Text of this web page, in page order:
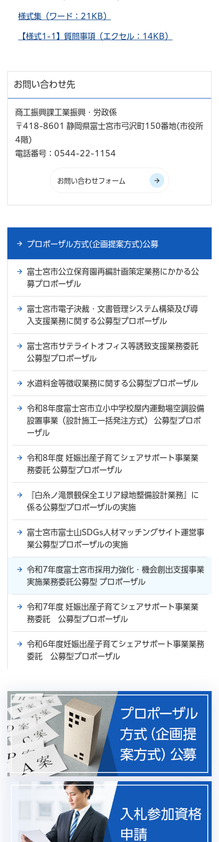
様式集（ワード：21KB）
【様式1-1】質問事項（エクセル：14KB）
お問い合わせ先
商工振興課工業振興・労政係
〒418-8601 静岡県富士宮市弓沢町150番地(市役所
4階)
電話番号：0544-22-1154
プロポーザル方式(企画提案方式)公募
富士宮市公立保育園再編計画策定業務にかかる公
募プロポーザル
富士宮市電子決裁・文書管理システム構築及び導
入支援業務に関する公募型プロポーザル
富士宮市サテライトオフィス等誘致支援業務委託
公募型プロポーザル
水道料金等徴収業務に関する公募型プロポーザル
令和8年度富士宮市立小中学校屋内運動場空調設備
設置事業（設計施工一括発注方式） 公募型プロポ
ーザル
令和8年度 妊娠出産子育てシェアサポート事業業
務委託 公募型プロポーザル
『白糸ノ滝景観保全エリア緑地整備設計業務』に
係る公募型プロポーザルの実施
富士宮市富士山SDGs人材マッチングサイト運営事
業公募型プロポーザルの実施
令和7年度富士宮市採用力強化・機会創出支援事業
実施業務委託公募型 プロポーザル
令和7年度 妊娠出産子育てシェアサポート事業業
務委託 公募型プロポーザル
令和6年度妊娠出産子育てシェアサポート事業業務
委託 公募型プロポーザル